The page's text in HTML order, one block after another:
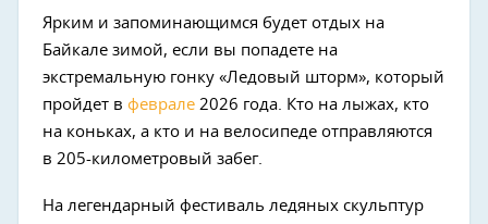
Ярким и запоминающимся будет отдых на
Байкале зимой, если вы попадете на
экстремальную гонку «Ледовый шторм», который
пройдет в феврале 2026 года. Кто на лыжах, кто
на коньках, а кто и на велосипеде отправляются
в 205-километровый забег.
На легендарный фестиваль ледяных скульптур